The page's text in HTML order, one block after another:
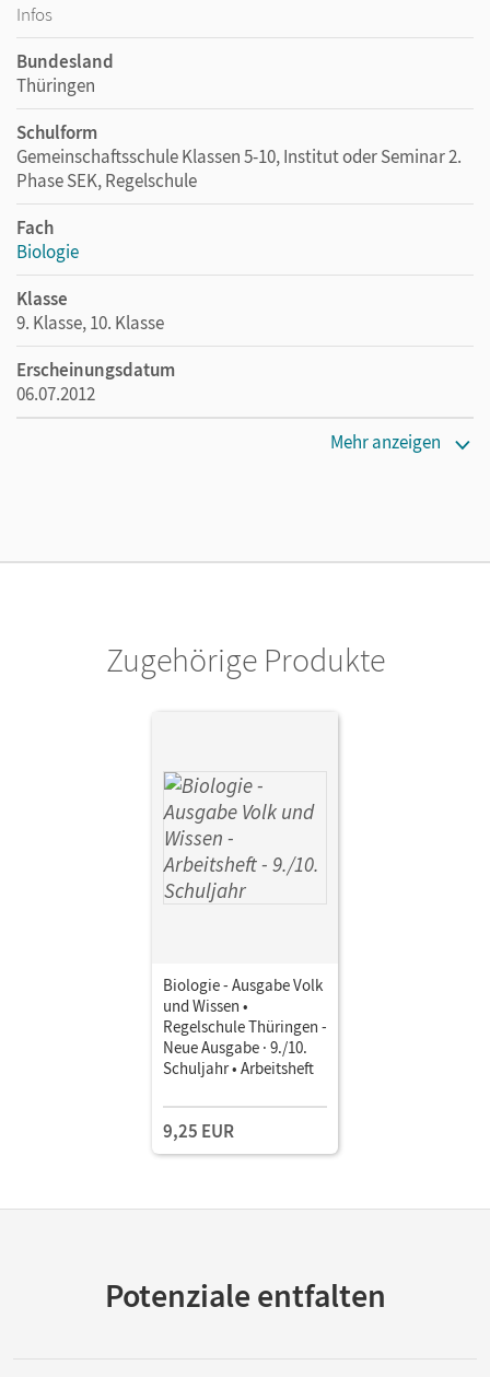
Infos
Bundesland
Thüringen
Schulform
Gemeinschaftsschule Klassen 5-10, Institut oder Seminar 2.
Phase SEK, Regelschule
Fach
Biologie
Klasse
9. Klasse, 10. Klasse
Erscheinungsdatum
06.07.2012
Hampl, Udo; Kleesattel, Walter; Budde, Julia; Göbel,
Mehr anzeigen
Zugehörige Produkte
Biologie - Ausgabe Volk
und Wissen •
Regelschule Thüringen -
Neue Ausgabe · 9./10.
Schuljahr • Arbeitsheft
9,25 EUR
Potenziale entfalten